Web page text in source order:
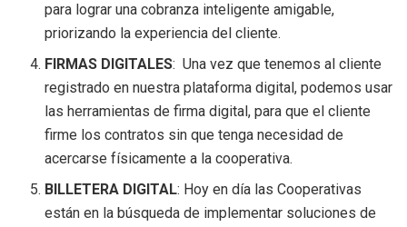
para lograr una cobranza inteligente amigable,
priorizando la experiencia del cliente.
FIRMAS DIGITALES: Una vez que tenemos al cliente
registrado en nuestra plataforma digital, podemos usar
las herramientas de firma digital, para que el cliente
firme los contratos sin que tenga necesidad de
acercarse físicamente a la cooperativa.
BILLETERA DIGITAL: Hoy en día las Cooperativas
están en la búsqueda de implementar soluciones de